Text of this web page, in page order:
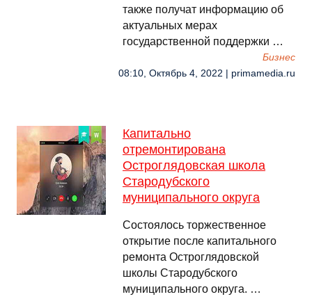
также получат информацию об
актуальных мерах
государственной поддержки …
Бизнес
08:10, Октябрь 4, 2022 | primamedia.ru
Капитально
отремонтирована
Остроглядовская школа
Стародубского
муниципального округа
Состоялось торжественное
открытие после капитального
ремонта Остроглядовской
школы Стародубского
муниципального округа. …